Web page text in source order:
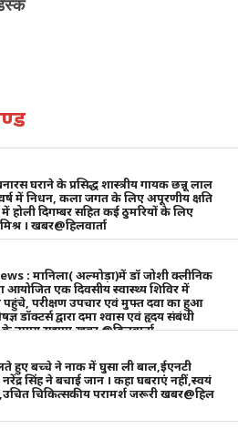
घराने के प्रसिद्ध शास्त्रीय गायक छन्नू लाल
में निधन, कला जगत के लिए अपूरणीय क्षति
होली दिगम्बर सहित कई ठुमरियों के लिए
। खबर@हिलवार्ता
: मानिला( अल्मोड़ा)में डॉ जोशी क्लीनिक
आयोजित एक दिवसीय स्वास्थ्य शिविर में
परीक्षण उपचार एवं मुफ्त दवा का हुआ
डॉक्टर्स द्वारा दमा श्वास एवं हृदय संबंधी
उपाय सुझाए,खबर @हिलवार्ता
हुए बच्चे ने नाक में घुसा ली बाल,ईएनटी
सिंह ने बचाई जान । कहा घबराएं नहीं,स्वयं
चिकित्सकीय परामर्श जरूरी खबर@हिल